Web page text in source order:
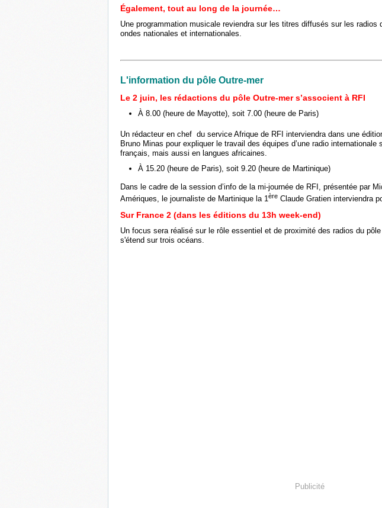
Également, tout au long de la journée…
Une programmation musicale reviendra sur les titres diffusés sur les radios
ondes nationales et internationales.
L'information du pôle Outre-mer
Le 2 juin, les rédactions du pôle Outre-mer s’associent à RFI
À 8.00 (heure de Mayotte), soit 7.00 (heure de Paris)
Un rédacteur en chef du service Afrique de RFI interviendra dans une
Bruno Minas pour expliquer le travail des équipes d’une radio
français, mais aussi en langues africaines.
À 15.20 (heure de Paris), soit 9.20 (heure de Martinique)
Dans le cadre de la session d’info de la mi-journée de RFI, présentée par
Amériques, le journaliste de Martinique la 1ère Claude Gratien interviendra
Sur France 2 (dans les éditions du 13h week-end)
Un focus sera réalisé sur le rôle essentiel et de proximité des radios du
s'étend sur trois océans.
Publicité